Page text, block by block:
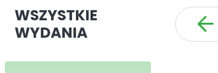
WSZYSTKIE
WYDANIA